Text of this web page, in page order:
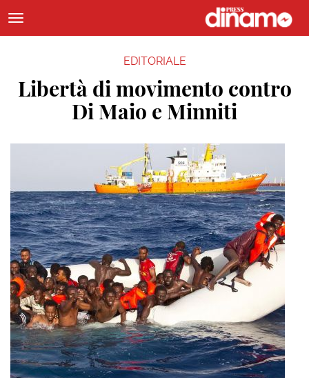
EDITORIALE
Libertà di movimento contro
Di Maio e Minniti